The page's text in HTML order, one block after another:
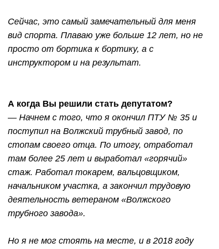
Сейчас, это самый замечательный для меня
вид спорта. Плаваю уже больше 12 лет, но не
просто от бортика к бортику, а с
инструктором и на результат.
А когда Вы решили стать депутатом?
— Начнем с того, что я окончил ПТУ № 35 и
поступил на Волжский трубный завод, по
стопам своего отца. По итогу, отработал
там более 25 лет и выработал «горячий»
стаж. Работал токарем, вальцовщиком,
начальником участка, а закончил трудовую
деятельность ветераном «Волжского
трубного завода».
Но я не мог стоять на месте, и в 2018 году